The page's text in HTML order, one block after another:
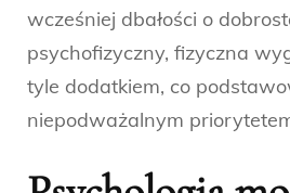
wcześniej dbałości o
psychofizyczny, fizyczna
tyle dodatkiem, co
niepodważalnym